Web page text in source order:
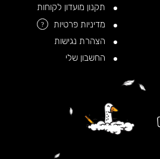
תקנון מועדון לקוחות
מדיניות פרטיות
?
הצהרת נגישות
החשבון שלי